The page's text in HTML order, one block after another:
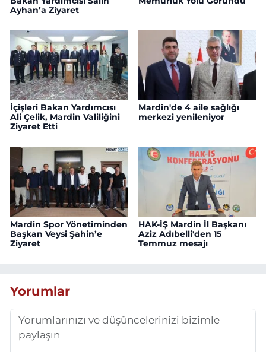
Ayhan’a Ziyaret
İçişleri Bakan Yardımcısı
Ali Çelik, Mardin Valiliğini
Ziyaret Etti
Mardin'de 4 aile sağlığı
merkezi yenileniyor
Mardin Spor Yönetiminden
Başkan Veysi Şahin’e
Ziyaret
HAK-İŞ Mardin İl Başkanı
Aziz Adıbelli'den 15
Temmuz mesajı
Yorumlar